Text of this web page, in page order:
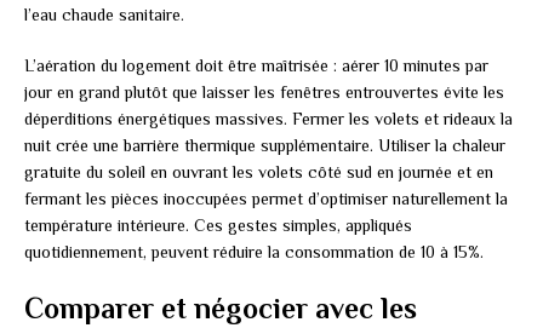
l’eau chaude sanitaire.
L’aération du logement doit être maîtrisée : aérer 10 minutes par
jour en grand plutôt que laisser les fenêtres entrouvertes évite les
déperditions énergétiques massives. Fermer les volets et rideaux la
nuit crée une barrière thermique supplémentaire. Utiliser la chaleur
gratuite du soleil en ouvrant les volets côté sud en journée et en
fermant les pièces inoccupées permet d’optimiser naturellement la
température intérieure. Ces gestes simples, appliqués
quotidiennement, peuvent réduire la consommation de 10 à 15%.
Comparer et négocier avec les